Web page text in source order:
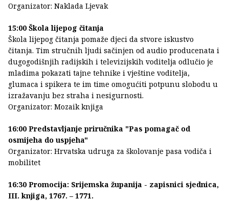
Organizator: Naklada Ljevak
15:00 Škola lijepog čitanja
Škola lijepog čitanja pomaže djeci da stvore iskustvo
čitanja. Tim stručnih ljudi sačinjen od audio producenata i
dugogodišnjih radijskih i televizijskih voditelja odlučio je
mladima pokazati tajne tehnike i vještine voditelja,
glumaca i spikera te im time omogućiti potpunu slobodu u
izražavanju bez straha i nesigurnosti.
Organizator: Mozaik knjiga
16:00 Predstavljanje priručnika "Pas pomagač od
osmijeha do uspjeha"
Organizator: Hrvatska udruga za školovanje pasa vodiča i
mobilitet
16:30 Promocija: Srijemska županija - zapisnici sjednica,
III. knjiga, 1767. – 1771.